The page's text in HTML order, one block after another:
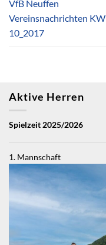
VfB Neuffen
Vereinsnachrichten KW
10_2017
Aktive Herren
Spielzeit 2025/2026
1. Mannschaft